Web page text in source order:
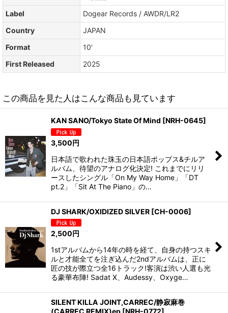
Label
Dogear Records / AWDR/LR2
Country
JAPAN
Format
10'
First Released
2025
この商品を見た人はこんな商品も見ています
KAN SANO/Tokyo State Of Mind [NRH-0645]
3,500円
日本語で歌われた珠玉の日本語ポップス&チルア
ルバム、待望のアナログ化決定! これまでにリリ
ースしたシングル「On My Way Home」「DT
pt.2」「Sit At The Piano」の…
DJ SHARK/OXIDIZED SILVER [CH-0006]
2,500円
1stアルバムから14年の時を経て、自身の持つスキ
ルと才能全てを注ぎ込んだ2ndアルバムは、正に
匠の技が際立つ全16トラック!客演は渋い人選も光
る豪華布陣! Sadat X、Audessy、Oxyge…
SILENT KILLA JOINT,CARREC/静寂麻巻